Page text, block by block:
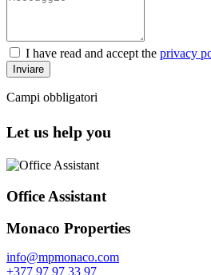
I have read and accept the privacy
Inviare
Campi obbligatori
Let us help you
Office Assistant
Monaco Properties
info@mpmonaco.com
+377 97 97 33 97